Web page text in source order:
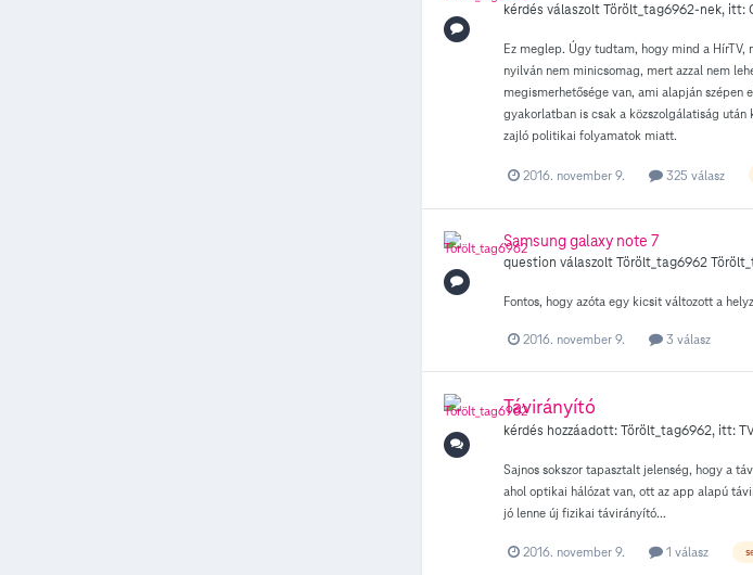
kérdés válaszoltTörölt_tag6962-nek, itt:
Ez meglep. Úgy tudtam, hogy mind a HírTV,
nyilván nem minicsomag, mert azzal nem
megismerhetősége van, ami alapján
gyakorlatban is csak a közszolgálatiság
zajló politikai folyamatok miatt.
2016. november 9. 325 válasz
Samsung galaxy note 7
question válaszoltTörölt_tag6962
Fontos, hogy azóta egy kicsit változott a
2016. november 9. 3 válasz
Távirányító
kérdés hozzáadott:Törölt_tag6962, itt:
Sajnos sokszor tapasztalt jelenség, hogy a
ahol optikai hálózat van, ott az app alapú
jó lenne új fizikai távirányító...
2016. november 9. 1 válasz